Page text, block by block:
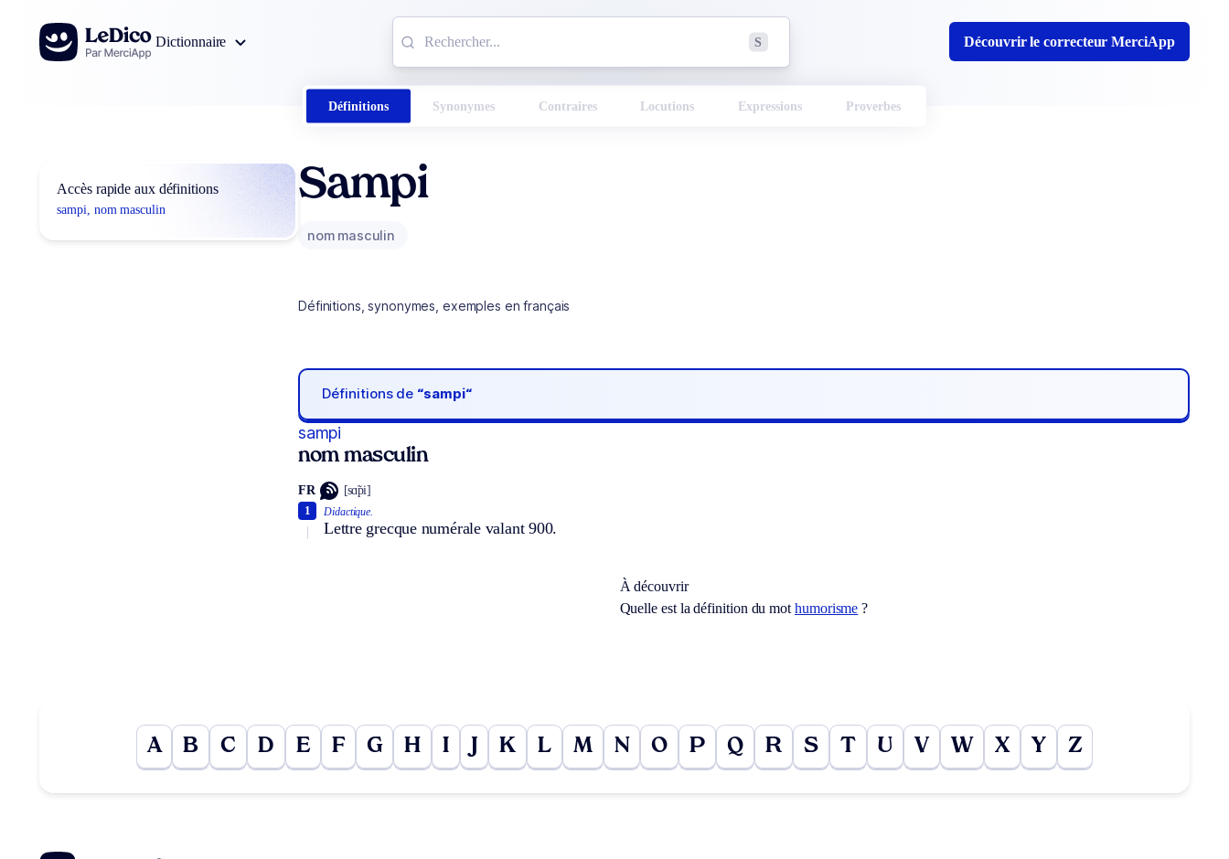
Aller au contenu
Dictionnaire
S Découvrir le correcteur MerciApp
Définitions Synonymes Contraires Locutions Expressions Proverbes
Accès rapide aux définitions
sampi, nom masculin
Sampi
nom masculin
Définitions, synonymes, exemples en français
Définitions de “sampi“
sampi
nom masculin
FR [sɑ̃pi]
Didactique.
Lettre grecque numérale valant 900.
1
À découvrir
Quelle est la définition du mothumorisme ?
A B C D E F G H I K L M N O P Q R S T U V W X Y Z